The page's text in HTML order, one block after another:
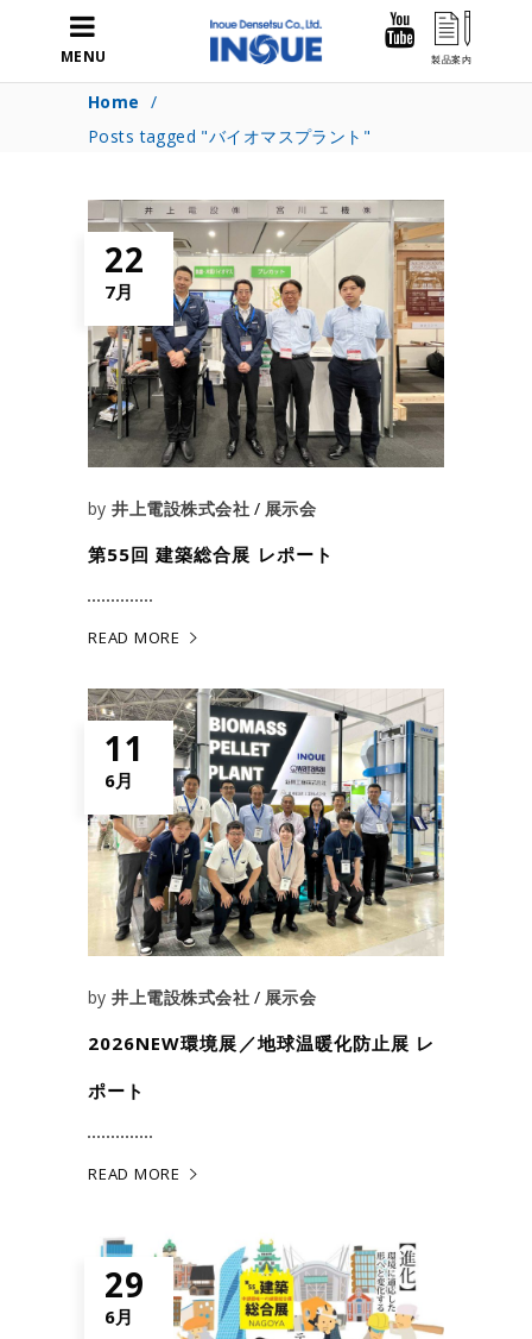
MENU
Home /
Posts tagged "バイオマスプラント"
22
7月
by井上電設株式会社 展示会
第55回 建築総合展 レポート
READ MORE
11
6月
by井上電設株式会社 展示会
2026NEW環境展／地球温暖化防止展 レ
ポート
READ MORE
29
6月